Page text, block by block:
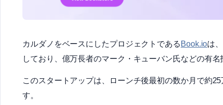
カルダノをベースにしたプロジェクトである Book.ioは
しており、億万長者のマーク・キューバン氏などの有
このスタートアップは、ローンチ後最初の数か月で約
す。